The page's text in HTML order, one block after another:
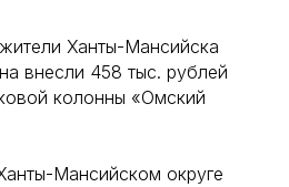
Ханты-Мансийска
внесли 458 тыс. рублей
колонны «Омский
Мансийском округе